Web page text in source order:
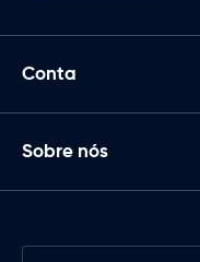
Conta
Sobre nós